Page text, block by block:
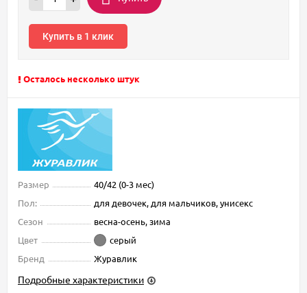
Купить в 1 клик
Осталось несколько штук
Размер
40/42 (0-3 мес)
Пол:
для девочек, для мальчиков, унисекс
Сезон
весна-осень, зима
Цвет
серый
Бренд
Журавлик
Подробные характеристики